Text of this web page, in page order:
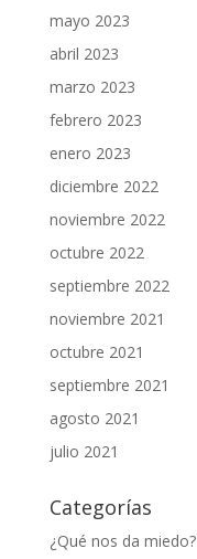
mayo 2023
abril 2023
marzo 2023
febrero 2023
enero 2023
diciembre 2022
noviembre 2022
octubre 2022
septiembre 2022
noviembre 2021
octubre 2021
septiembre 2021
agosto 2021
julio 2021
Categorías
¿Qué nos da miedo?